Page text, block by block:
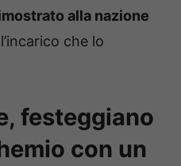
alla nazione
che lo
festeggiano
con un